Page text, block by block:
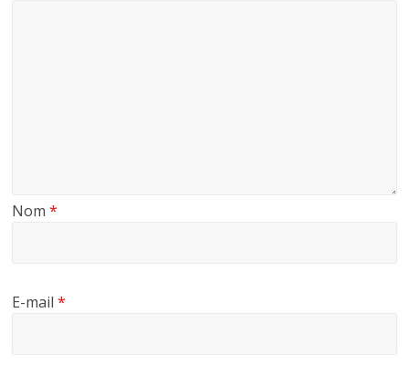
Nom*
E-mail*